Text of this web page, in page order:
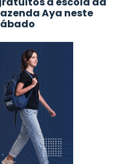
Aya neste